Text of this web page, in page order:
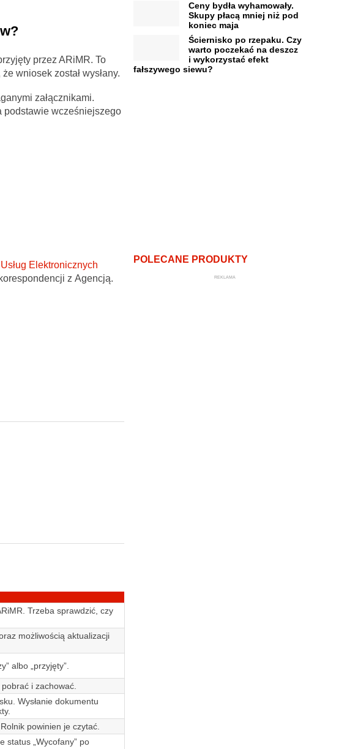
przez ARiMR. To
wniosek został wysłany.
załącznikami.
podstawie wcześniejszego
Elektronicznych
z Agencją.
Trzeba sprawdzić, czy
możliwością aktualizacji
albo „przyjęty”.
i zachować.
Wysłanie dokumentu
powinien je czytać.
status „Wycofany” po
Ceny bydła wyhamowały.
Skupy płacą mniej niż pod
koniec maja
Ściernisko po rzepaku. Czy
warto poczekać na deszcz
i wykorzystać efekt
fałszywego siewu?
POLECANE PRODUKTY
REKLAMA